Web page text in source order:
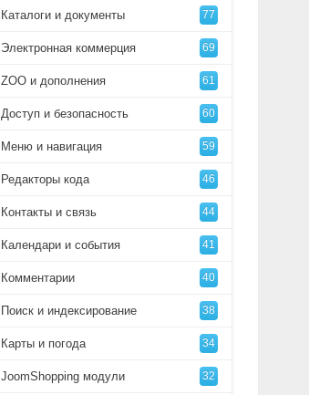
Каталоги и документы 77
Электронная коммерция 69
ZOO и дополнения 61
Доступ и безопасность 60
Меню и навигация 59
Редакторы кода 46
Контакты и связь 44
Календари и события 41
Комментарии 40
Поиск и индексирование 38
Карты и погода 34
JoomShopping модули 32